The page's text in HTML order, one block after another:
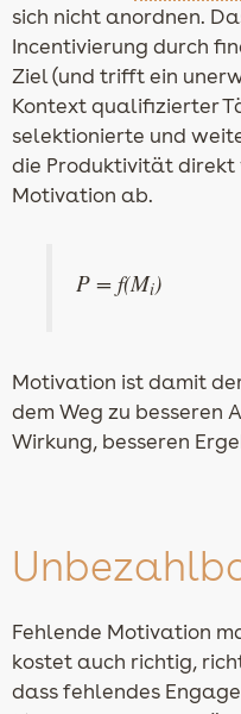
sich nicht anordnen.
Incentivierung durch
Ziel (und trifft ein
Kontext qualifizierter
selektionierte und
die Produktivität direkt
Motivation ab.
P = f(Mi)
Motivation ist damit
dem Weg zu besseren
Wirkung, besseren
Fehlende Motivation
kostet auch richtig,
dass fehlendes